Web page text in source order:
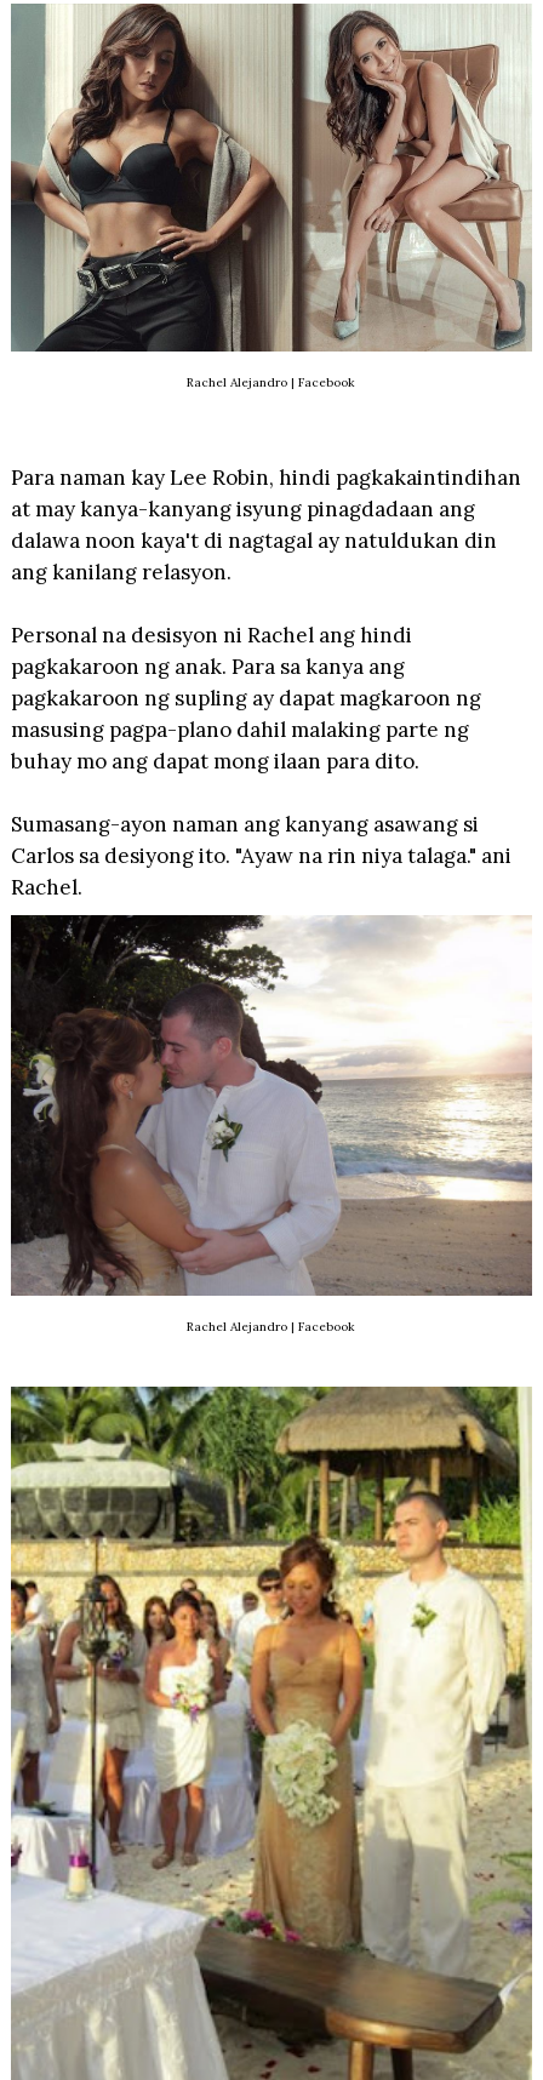
Rachel Alejandro | Facebook
Para naman kay Lee Robin, hindi pagkakaintindihan
at may kanya-kanyang isyung pinagdadaan ang
dalawa noon kaya't di nagtagal ay natuldukan din
ang kanilang relasyon.
Personal na desisyon ni Rachel ang hindi
pagkakaroon ng anak. Para sa kanya ang
pagkakaroon ng supling ay dapat magkaroon ng
masusing pagpa-plano dahil malaking parte ng
buhay mo ang dapat mong ilaan para dito.
Sumasang-ayon naman ang kanyang asawang si
Carlos sa desiyong ito. "Ayaw na rin niya talaga." ani
Rachel.
Rachel Alejandro | Facebook